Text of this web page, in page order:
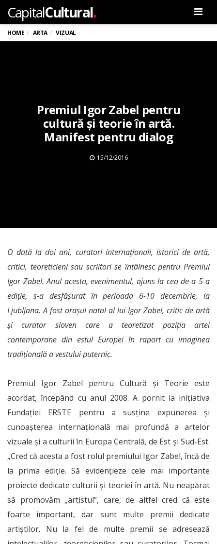
CapitalCultural.
HOME ARTA VIZUAL
Premiul Igor Zabel pentru
cultură și teorie în artă.
Manifest pentru dialog
15/12/2016
O dată la doi ani, curatori internaționali, istorici de artă,
critici, teoreticieni sau scriitori se întâlnesc pentru Premiul
Igor Zabel. Anul acesta, evenimentul, ajuns la cea de-a 5-a
ediție, s-a desfășurat în perioada 6-10 decembrie, la
Ljubljana. A fost orașul natal al lui Igor Zabel, critic de artă
şi curator sloven care a teoretizat poziţia artei
contemporane din estul Europei în raport cu imaginea
tradiţională a vestului puternic.
Premiul Igor Zabel pentru Cultură şi Teorie este
acordat, începând cu anul 2008. A pornit la iniţiativa
Fundaţiei ERSTE pentru a susține expunerea şi
cunoaşterea internaţională mai profundă a artelor
vizuale şi a culturii în Europa Centrală, de Est şi Sud-Est.
„Cred că acesta a fost rolul premiului Igor Zabel, încă de
la prima ediție. Să evidențieze cele mai importante
proiecte dedicate culturii și teoriei în artă. Nu neapărat
să promovăm „artistul”, care, de altfel cred că este
foarte important, dar sunt multe premii dedicate
artiștilor. Nu la fel de multe premii se adresează